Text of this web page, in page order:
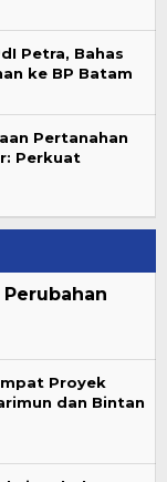
Petra, Bahas
ke BP Batam
Pertanahan
Perkuat
Proyek
dan Bintan